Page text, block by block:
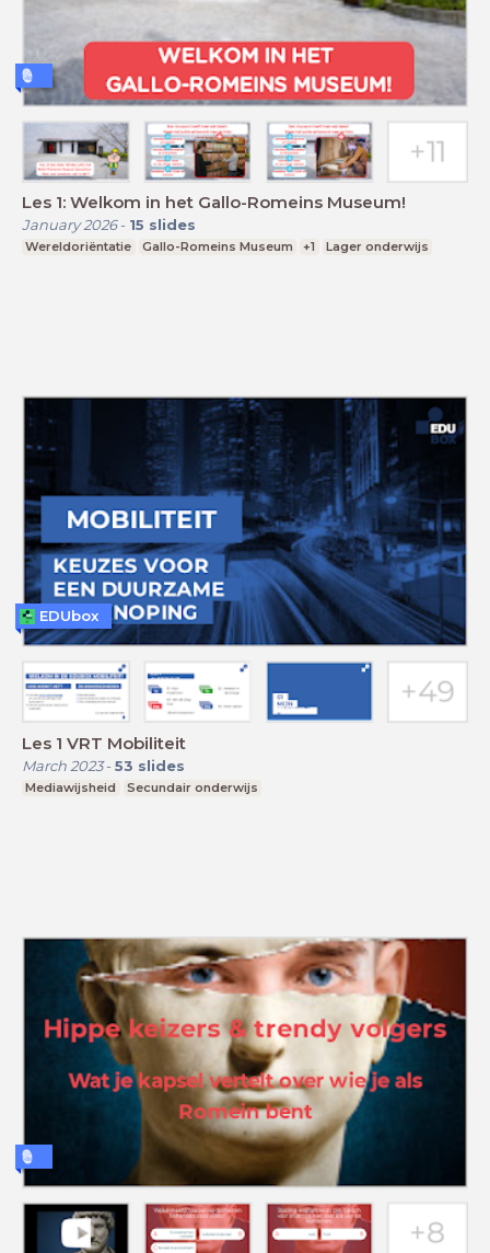
Les 1: Welkom in het Gallo-Romeins Museum!
January 2026- 15 slides
Wereldoriëntatie Gallo-Romeins Museum +1 Lager onderwijs
Les 1 VRT Mobiliteit
March 2023- 53 slides
Mediawijsheid Secundair onderwijs
EDUbox